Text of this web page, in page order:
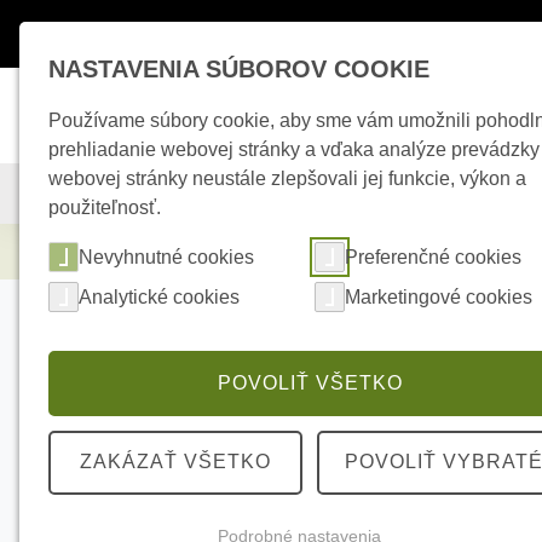
KAMEROVÉ SYSTÉMY ZABEZPEČOVACIE SYSTÉMY
Elektrické kúrenie AJAX Pass 10pcs
NASTAVENIA SÚBOROV COOKIE
Používame súbory cookie, aby sme vám umožnili
prehliadanie webovej stránky a vďaka analýze prevádzky
webovej stránky neustále zlepšovali jej funkcie, výkon a
použiteľnosť.
Nevyhnutné cookies
Preferenčné cookies
Analytické cookies
Marketingové cookies
POVOLIŤ VŠETKO
ZAKÁZAŤ VŠETKO POVOLIŤ VYBRATÉ
Podrobné nastavenia